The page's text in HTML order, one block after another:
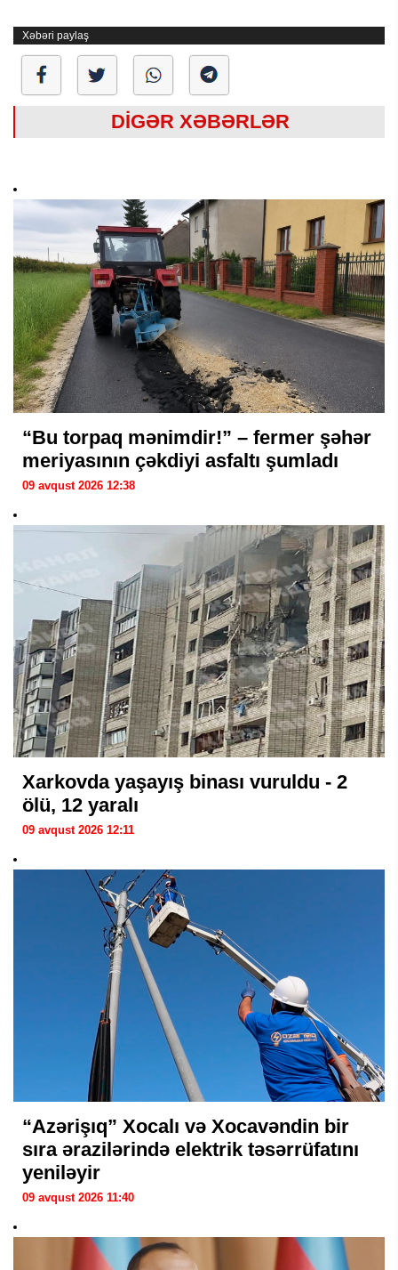
Xəbəri paylaş
DİGƏR XƏBƏRLƏR
“Bu torpaq mənimdir!” – fermer şəhər
meriyasının çəkdiyi asfaltı şumladı
09 avqust 2026 12:38
Xarkovda yaşayış binası vuruldu - 2
ölü, 12 yaralı
09 avqust 2026 12:11
“Azərişıq” Xocalı və Xocavəndin bir
sıra ərazilərində elektrik təsərrüfatını
yeniləyir
09 avqust 2026 11:40